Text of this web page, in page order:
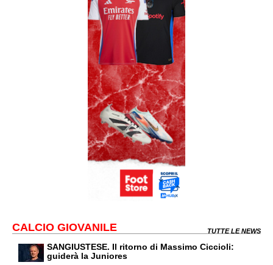
CALCIO GIOVANILE TUTTE LE NEWS
SANGIUSTESE. Il ritorno di Massimo Ciccioli:
guiderà la Juniores